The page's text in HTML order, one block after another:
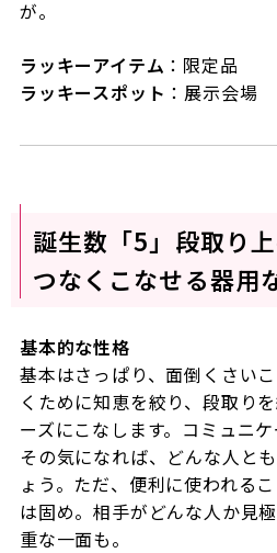
が。
ラッキーアイテム ：限定品
ラッキースポット ：展示会場
誕生数「5」段取り
つなくこなせる器用
基本的な性格
基本はさっぱり、面倒くさい
くために知恵を絞り、段取り
ーズにこなします。コミュニケ
その気になれば、どんな人と
ょう。ただ、便利に使われる
は固め。相手がどんな人か見
重な一面も。